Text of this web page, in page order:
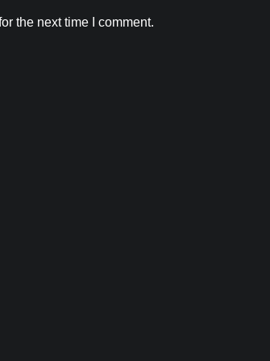
the next time I comment.